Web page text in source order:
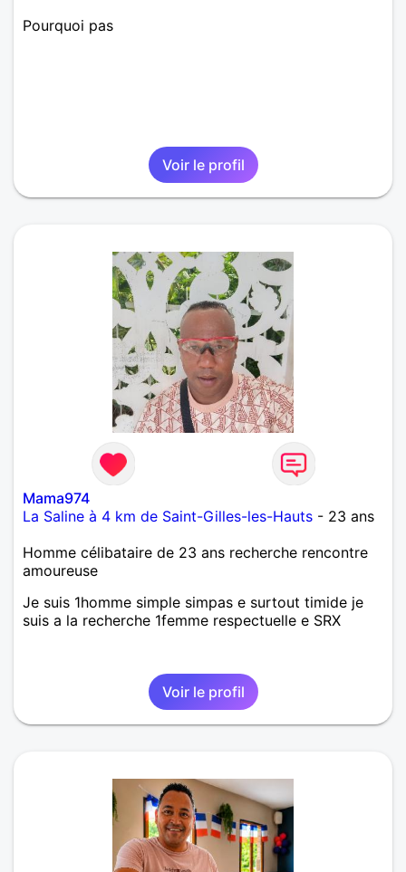
Pourquoi pas
Voir le profil
Mama974
La Saline à 4 km de Saint-Gilles-les-Hauts - 23 ans
Homme célibataire de 23 ans recherche rencontre
amoureuse
Je suis 1homme simple simpas e surtout timide je
suis a la recherche 1femme respectuelle e SRX
Voir le profil